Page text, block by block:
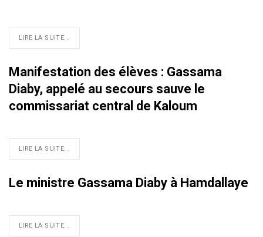
LIRE LA SUITE...
Manifestation des élèves : Gassama
Diaby, appelé au secours sauve le
commissariat central de Kaloum
LIRE LA SUITE...
Le ministre Gassama Diaby à Hamdallaye
LIRE LA SUITE...